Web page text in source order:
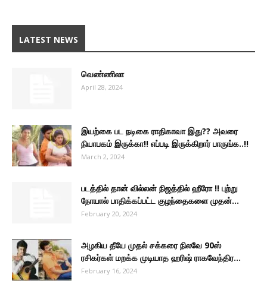
LATEST NEWS
வெண்ணிலா
April 28, 2024
இயற்கை பட நடிகை ராதிகாவா இது?? அவரை
நியாபகம் இருக்கா!! எப்படி இருக்கிறார் பாருங்க..!!
March 2, 2024
படத்தில் தான் வில்லன் நிஜத்தில் ஹீரோ !! புற்று
நோயால் பாதிக்கப்பட்ட குழந்தைகளை முதன்...
February 20, 2024
அழகிய தீயே முதல் சக்கரை நிலவே 90ஸ்
ரசிகர்கள் மறக்க முடியாத ஹரிஷ் ராகவேந்திர...
February 16, 2024